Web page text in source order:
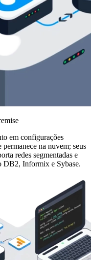
em configurações
na nuvem; seus
redes segmentadas e
DB2, Informix e Sybase.